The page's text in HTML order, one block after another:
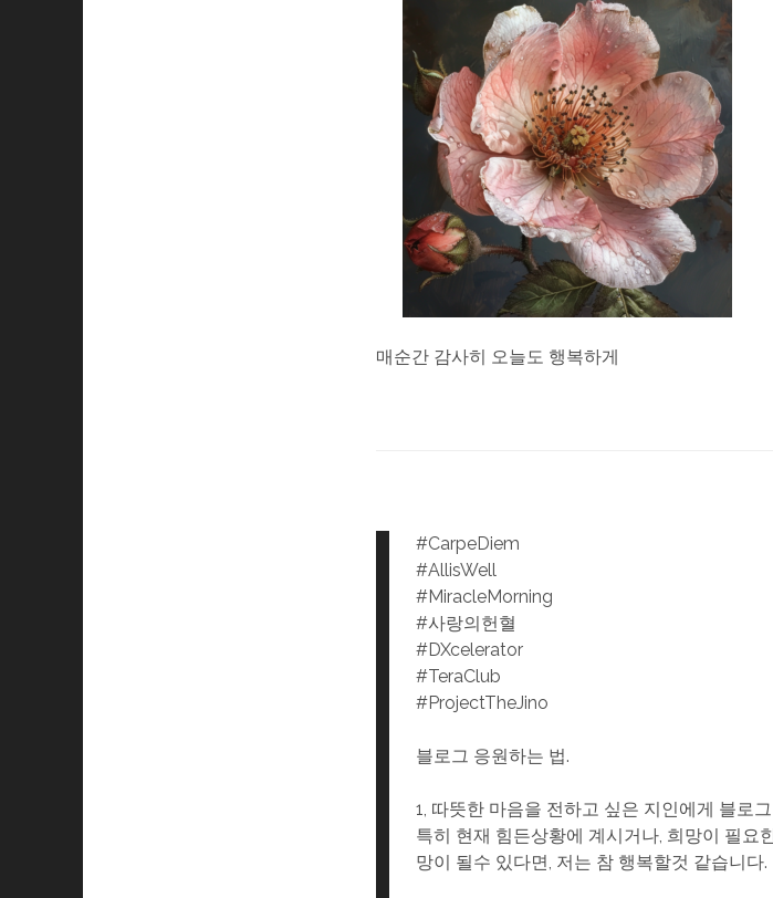
매순간 감사히 오늘도 행복하게
#CarpeDiem
#AllisWell
#MiracleMorning
#사랑의헌혈
#DXcelerator
#TeraClub
#ProjectTheJino
블로그 응원하는 법.
1, 따뜻한 마음을 전하고 싶은 지인에게 블로
특히 현재 힘든상황에 계시거나, 희망이 필요
망이 될수 있다면, 저는 참 행복할것 같습니다.